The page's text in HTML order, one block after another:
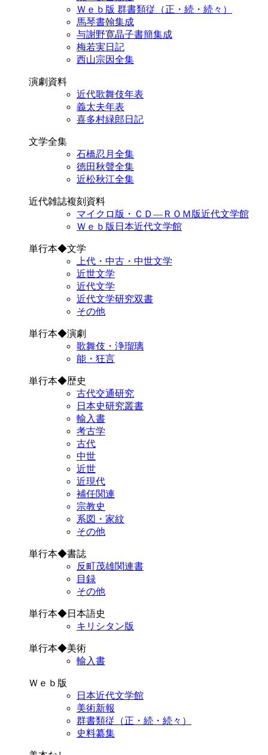
Ｗｅｂ版 群書類従（正・続・続々）
馬琴書翰集成
与謝野寛晶子書簡集成
梅若実日記
西山宗因全集
演劇資料
近代歌舞伎年表
義太夫年表
喜多村緑郎日記
文学全集
石橋忍月全集
徳田秋聲全集
近松秋江全集
近代雑誌複刻資料
マイクロ版・ＣＤ―ＲＯＭ版近代文学館
Ｗｅｂ版日本近代文学館
単行本◆文学
上代・中古・中世文学
近世文学
近代文学
近代文学研究双書
その他
単行本◆演劇
歌舞伎・浄瑠璃
能・狂言
単行本◆歴史
古代交通研究
日本史研究叢書
輸入書
考古学
古代
中世
近世
近現代
補任関連
宗教史
系図・家紋
その他
単行本◆書誌
反町茂雄関連書
目録
その他
単行本◆日本語史
キリシタン版
単行本◆美術
輸入書
Ｗｅｂ版
日本近代文学館
美術新報
群書類従（正・続・続々）
史料纂集